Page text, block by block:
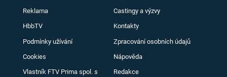
Reklama Castingy a výzvy
HbbTV Kontakty
Podmínky užívání Zpracování osobních údajů
Cookies Nápověda
Vlastník FTV Prima spol. s Redakce